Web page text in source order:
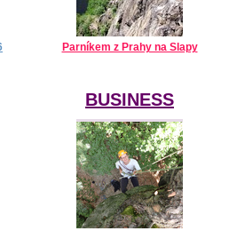
Parníkem z Prahy na Slapy
BUSINESS